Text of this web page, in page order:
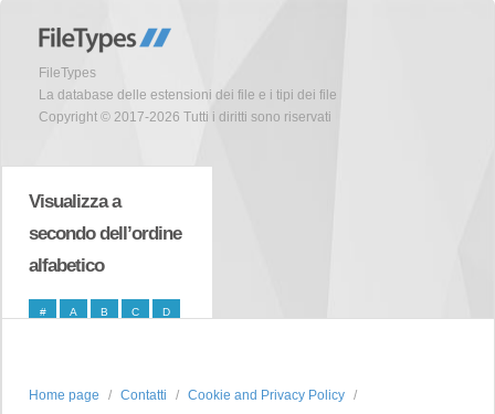
FileTypes
La database delle estensioni dei file e i tipi dei file
Copyright © 2017-2026 Tutti i diritti sono riservati
Visualizza a
secondo dell’ordine
alfabetico
# A B C D
Home page Contatti Cookie and Privacy Policy